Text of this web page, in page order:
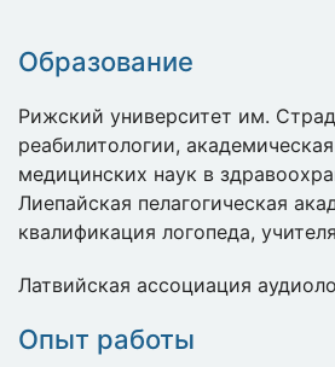
Образование
Рижский университет им.
реабилитологии,
медицинских наук в
Лиепайская пелагогическая
квалификация логопеда,
Латвийская ассоциация
Опыт работы